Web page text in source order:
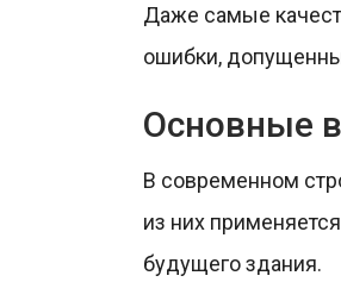
Даже самые
ошибки,
Основные
В современном
из них
будущего здания.